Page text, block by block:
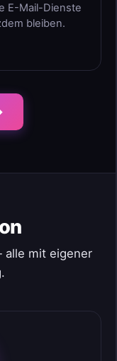
E-Mail-Dienste
bleiben.
alle mit eigener